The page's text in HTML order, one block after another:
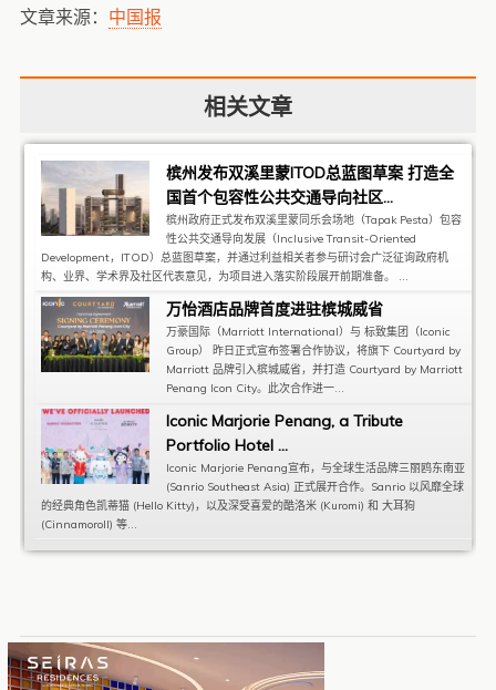
文章来源： 中国报
相关文章
槟州发布双溪里蒙ITOD总蓝图草案 打造全
国首个包容性公共交通导向社区...
槟州政府正式发布双溪里蒙同乐会场地（Tapak Pesta）包容
性公共交通导向发展（Inclusive Transit-Oriented
Development，ITOD）总蓝图草案，并通过利益相关者参与研讨会广泛征询政府机
构、业界、学术界及社区代表意见，为项目进入落实阶段展开前期准备。 ...
万怡酒店品牌首度进驻槟城威省
万豪国际（Marriott International）与 标致集团（Iconic
Group） 昨日正式宣布签署合作协议，将旗下 Courtyard by
Marriott 品牌引入槟城威省，并打造 Courtyard by Marriott
Penang Icon City。此次合作进一...
Iconic Marjorie Penang, a Tribute
Portfolio Hotel ...
Iconic Marjorie Penang宣布，与全球生活品牌三丽鸥东南亚
(Sanrio Southeast Asia) 正式展开合作。Sanrio 以风靡全球
的经典角色凯蒂猫 (Hello Kitty)，以及深受喜爱的酷洛米 (Kuromi) 和 大耳狗
(Cinnamoroll) 等...